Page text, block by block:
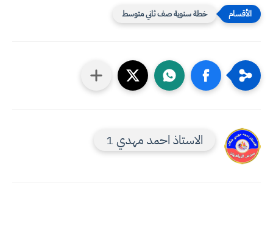
خطة سنوية صف ثاني متوسط
الاستاذ احمد مهدي 1